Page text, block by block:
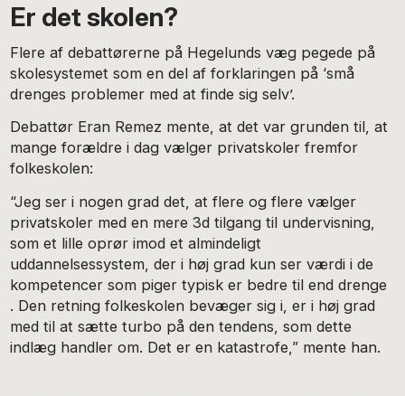
Er det skolen?
Flere af debattørerne på Hegelunds væg pegede på
skolesystemet som en del af forklaringen på ‘små
drenges problemer med at finde sig selv’.
Debattør Eran Remez mente, at det var grunden til, at
mange forældre i dag vælger privatskoler fremfor
folkeskolen:
“Jeg ser i nogen grad det, at flere og flere vælger
privatskoler med en mere 3d tilgang til undervisning,
som et lille oprør imod et almindeligt
uddannelsessystem, der i høj grad kun ser værdi i de
kompetencer som piger typisk er bedre til end drenge
. Den retning folkeskolen bevæger sig i, er i høj grad
med til at sætte turbo på den tendens, som dette
indlæg handler om. Det er en katastrofe,” mente han.